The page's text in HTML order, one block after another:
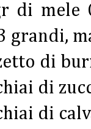
di mele
grandi,
di
di
di